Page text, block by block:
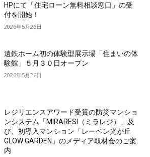
HPにて「住宅ローン無料相談窓口」の受
付を開始！
2026年5月26日
遠鉄ホーム初の体験型展示場「住まいの体
験館」５月３０日オープン
2026年5月26日
レジリエンスアワード受賞の防災マンショ
ンシステム「MIRARESI（ミラレジ）」及
び、初導入マンション「レーベン光が丘
GLOW GARDEN」のメディア取材会のご案
内